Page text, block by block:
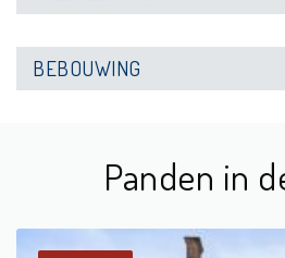
BEBOUWING
Panden in